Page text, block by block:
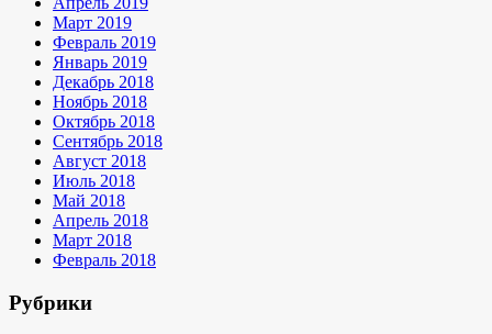
Март 2019
Февраль 2019
Январь 2019
Декабрь 2018
Ноябрь 2018
Октябрь 2018
Сентябрь 2018
Август 2018
Июль 2018
Май 2018
Апрель 2018
Март 2018
Февраль 2018
Рубрики